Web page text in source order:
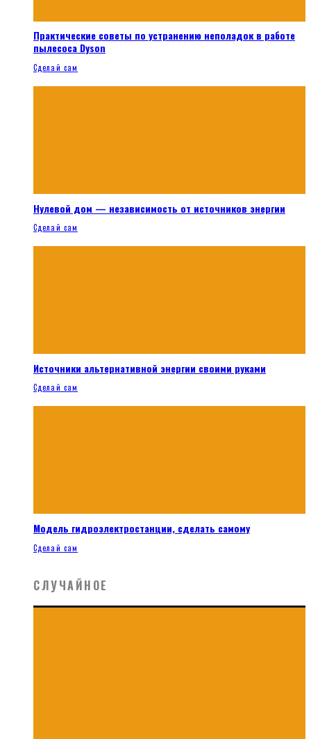
Практические советы по устранению неполадок в работе
пылесоса Dyson
Сделай сам
Нулевой дом — независимость от источников энергии
Сделай сам
Источники альтернативной энергии своими руками
Сделай сам
Модель гидроэлектростанции, сделать самому
Сделай сам
СЛУЧАЙНОЕ